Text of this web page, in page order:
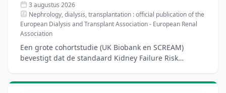
3 augustus 2026
Nephrology, dialysis, transplantation : official publication of the
European Dialysis and Transplant Association - European Renal
Association
Een grote cohortstudie (UK Biobank en SCREAM)
bevestigt dat de standaard Kidney Failure Risk
patiënten me